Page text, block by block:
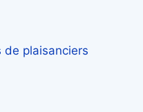
de plaisanciers